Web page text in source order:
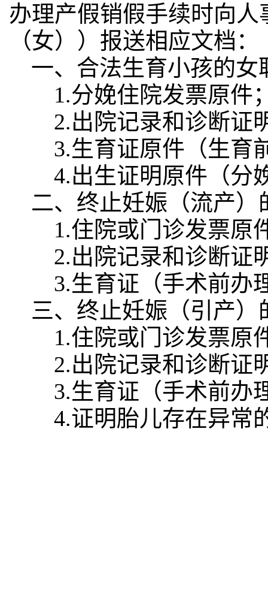
办理产假销假手续时向
（女））报送相应文档：
一、合法生育小孩的
1.分娩住院发票原件
2.出院记录和诊断证
3.生育证原件（生育
4.出生证明原件（分
二、终止妊娠（流产
1.住院或门诊发票原
2.出院记录和诊断证
3.生育证（手术前办
三、终止妊娠（引产
1.住院或门诊发票原
2.出院记录和诊断证
3.生育证（手术前办
4.证明胎儿存在异常